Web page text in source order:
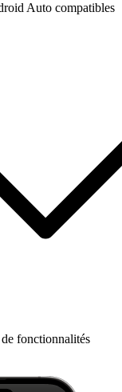
Auto compatibles
fonctionnalités